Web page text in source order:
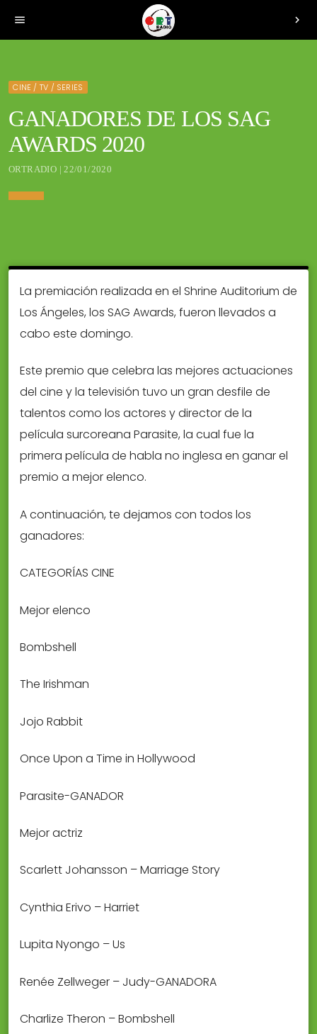
menu chevron_right
CINE / TV / SERIES
GANADORES DE LOS SAG
AWARDS 2020
ORTRADIO | 22/01/2020
La premiación realizada en el Shrine Auditorium de
Los Ángeles, los SAG Awards, fueron llevados a
cabo este domingo.
Este premio que celebra las mejores actuaciones
del cine y la televisión tuvo un gran desfile de
talentos como los actores y director de la
película surcoreana Parasite, la cual fue la
primera película de habla no inglesa en ganar el
premio a mejor elenco.
A continuación, te dejamos con todos los
ganadores:
CATEGORÍAS CINE
Mejor elenco
Bombshell
The Irishman
Jojo Rabbit
Once Upon a Time in Hollywood
Parasite-GANADOR
Mejor actriz
Scarlett Johansson – Marriage Story
Cynthia Erivo – Harriet
Lupita Nyongo – Us
Renée Zellweger – Judy-GANADORA
Charlize Theron – Bombshell